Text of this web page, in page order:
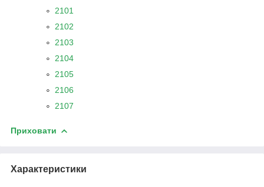
2101
2102
2103
2104
2105
2106
2107
Приховати
Характеристики